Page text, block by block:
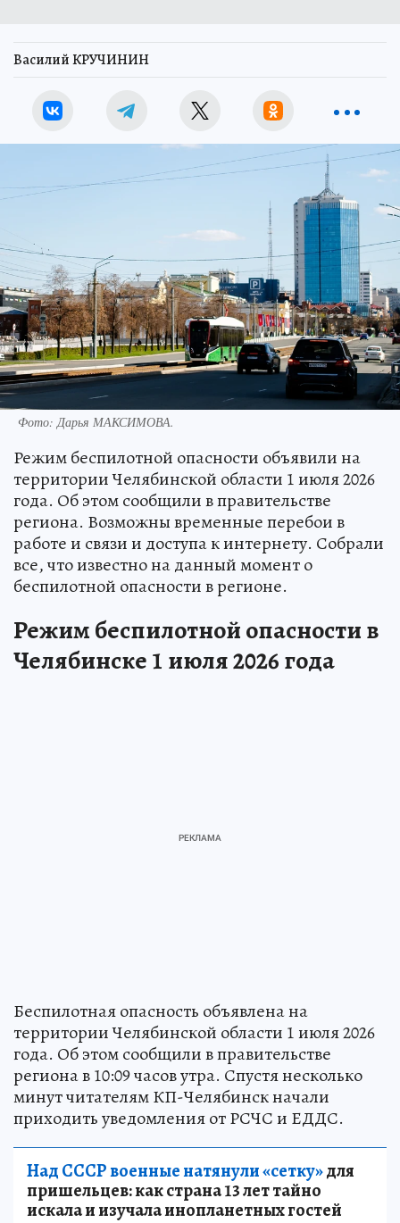
Василий КРУЧИНИН
Фото: Дарья МАКСИМОВА.
Режим беспилотной опасности объявили на
территории Челябинской области 1 июля 2026
года. Об этом сообщили в правительстве
региона. Возможны временные перебои в
работе и связи и доступа к интернету. Собрали
все, что известно на данный момент о
беспилотной опасности в регионе.
Режим беспилотной опасности в
Челябинске 1 июля 2026 года
Беспилотная опасность объявлена на
территории Челябинской области 1 июля 2026
года. Об этом сообщили в правительстве
региона в 10:09 часов утра. Спустя несколько
минут читателям КП-Челябинск начали
приходить уведомления от РСЧС и ЕДДС.
Над СССР военные натянули «сетку»для
пришельцев: как страна 13 лет тайно
искала и изучала инопланетных гостей